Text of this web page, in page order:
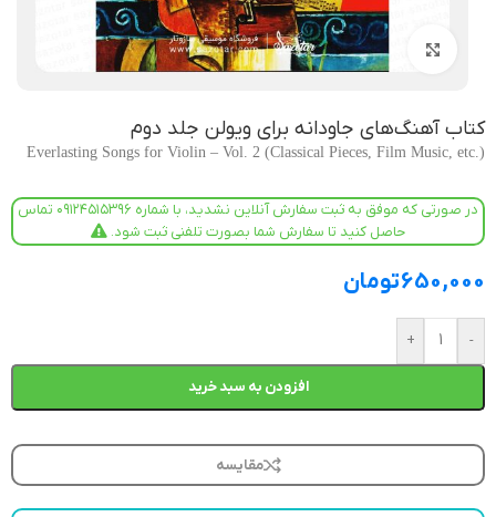
بزرگنمایی تصویر
کتاب آهنگ‌های جاودانه برای ویولن جلد دوم
Everlasting Songs for Violin – Vol. 2 (Classical Pieces, Film Music, etc.)
در صورتی که موفق به ثبت سفارش آنلاین نشدید، با شماره ۰۹۱۲۴۵۱۵۳۹۶ تماس
حاصل کنید تا سفارش شما بصورت تلفنی ثبت شود.
650,000تومان
-
+
افزودن به سبد خرید
مقایسه